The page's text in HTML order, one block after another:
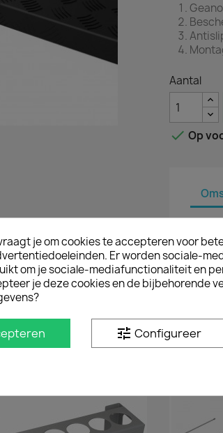
Aantal
 Op
Met
De
IN
je om cookies te accepteren voor
Er worden sociale-
om je sociale-mediafunctionaliteit en
je deze cookies en de bijbehorende
tune Configureer